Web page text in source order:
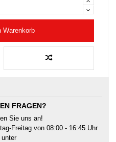
Warenkorb
FRAGEN?
Sie uns an!
Freitag von 08:00 - 16:45 Uhr
unter